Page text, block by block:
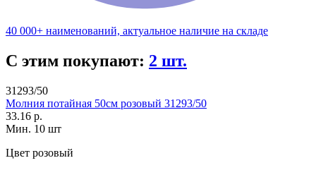
40 000+ наименований, актуальное наличие на складе
С этим покупают: 2 шт.
31293/50
Молния потайная 50см розовый 31293/50
33.16 р.
Мин. 10 шт
Цвет розовый